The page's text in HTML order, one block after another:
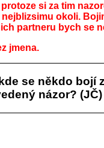
si za tim
okoli.
partneru bych se
jmena.
se někdo bojí
názor? (JČ)